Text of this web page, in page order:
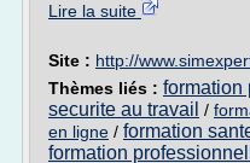
Lire la suite
Site : http://
Thèmes liés : formation
securite au travail /
en ligne / formation
formation